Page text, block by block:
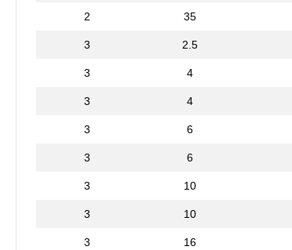
2 35
3 2.5
3 4
3 4
3 6
3 6
3 10
3 10
3 16